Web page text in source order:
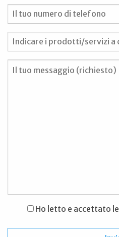
Ho letto e accettato le